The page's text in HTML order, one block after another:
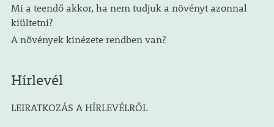
Mi a teendő akkor, ha nem tudjuk a növényt azonnal
kiültetni?
A növények kinézete rendben van?
Hírlevél
LEIRATKOZÁS A HÍRLEVÉLRŐL